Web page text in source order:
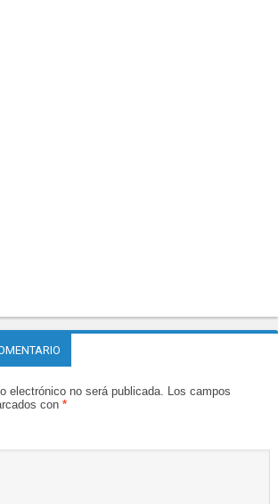
electrónico no será publicada. Los campos
con *